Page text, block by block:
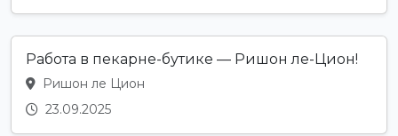
Работа в пекарне-бутике — Ришон ле-Цион!
Ришон ле Цион
23.09.2025